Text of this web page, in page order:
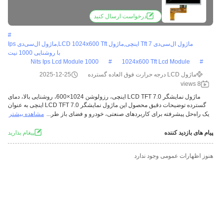
درخواست ارسال کنید
#
ماژول ال‌سی‌دی Tft 7 اینچی,ماژول LCD 1024x600 Tft,ماژول ال‌سی‌دی Ips
با روشنایی 1000 نیت
#
1024x600 Tft Lcd Module
#
1000 Nits Ips Lcd Module
ماژول LCD درجه حرارت فوق العاده گسترده
2025-12-25
8 views
ماژول نمایشگر LCD TFT 7.0 اینچی، رزولوشن 1024×600، روشنایی بالا، دمای
گسترده توضیحات دقیق محصول این ماژول نمایشگر LCD TFT 7.0 اینچی به عنوان
یک راه‌حل پیشرفته برای کاربردهای صنعتی، خودرو و فضای باز طر... مشاهده بیشتر
پیام های بازدید کننده پيغام بذاريد
هنوز اظهارات عمومی وجود ندارد